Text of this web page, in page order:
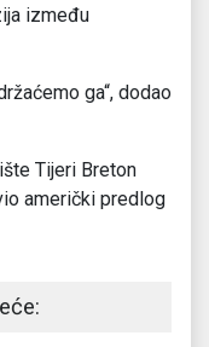
između
ga“, dodao
Tijeri Breton
američki predlog